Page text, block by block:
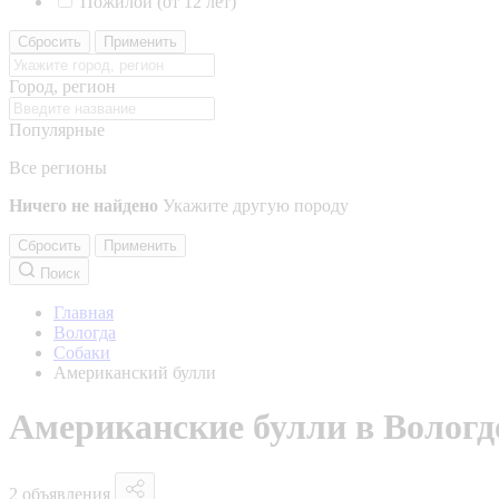
Сбросить Применить
Город, регион
Популярные
Все регионы
Ничего не найдено Укажите другую породу
Сбросить
Применить
Поиск
Главная
Вологда
Собаки
Американский булли
Американские булли в
2 объявления